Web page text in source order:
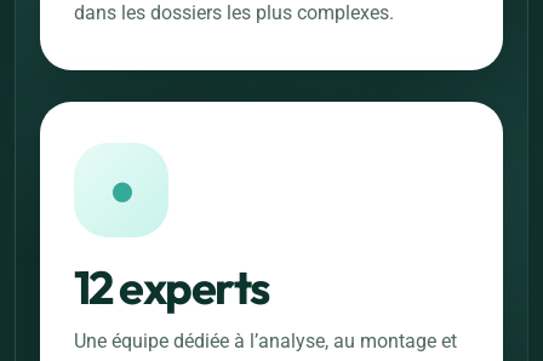
dans les dossiers les plus complexes.
●
12 experts
Une équipe dédiée à l’analyse, au montage et